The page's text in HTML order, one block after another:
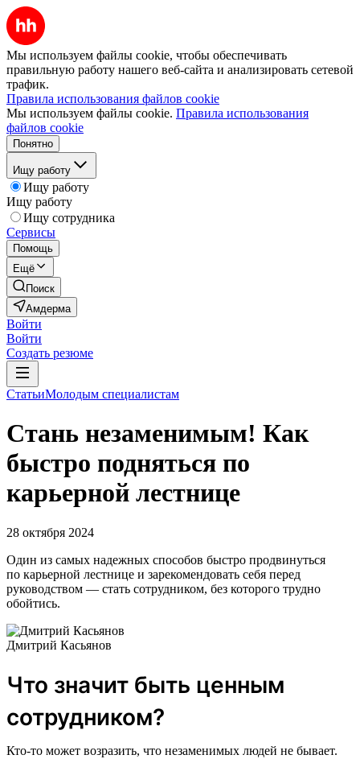
Мы используем файлы cookie, чтобы обеспечивать
правильную работу нашего веб-сайта и анализировать сетевой
трафик.
Правила использования файлов cookie
Мы используем файлы cookie. Правила использования
файлов cookie
Понятно
Ищу работу
Ищу работу
Ищу работу
Ищу сотрудника
Сервисы
Помощь
Ещё
Поиск
Амдерма
Войти
Войти
Создать резюме
СтатьиМолодым специалистам
Стань незаменимым! Как
быстро подняться по
карьерной лестнице
28 октября 2024
Один из самых надежных способов быстро продвинуться
по карьерной лестнице и зарекомендовать себя перед
руководством — стать сотрудником, без которого трудно
обойтись.
Дмитрий Касьянов
Что значит быть ценным
сотрудником?
Кто-то может возразить, что незаменимых людей не бывает.